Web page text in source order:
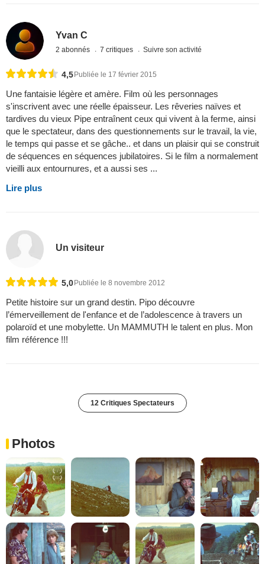
Yvan C
2 abonnés 7 critiques Suivre son activité
4,5Publiée le 17 février 2015
Une fantaisie légère et amère. Film où les personnages
s'inscrivent avec une réelle épaisseur. Les rêveries naïves et
tardives du vieux Pipe entraînent ceux qui vivent à la ferme, ainsi
que le spectateur, dans des questionnements sur le travail, la vie,
le temps qui passe et se gâche.. et dans un plaisir qui se construit
de séquences en séquences jubilatoires. Si le film a normalement
vieilli aux entournures, et a aussi ses ...
Lire plus
Un visiteur
5,0 Publiée le 8 novembre 2012
Petite histoire sur un grand destin. Pipo découvre
l’émerveillement de l'enfance et de l’adolescence à travers un
polaroïd et une mobylette. Un MAMMUTH le talent en plus. Mon
film référence !!!
12 Critiques Spectateurs
Photos